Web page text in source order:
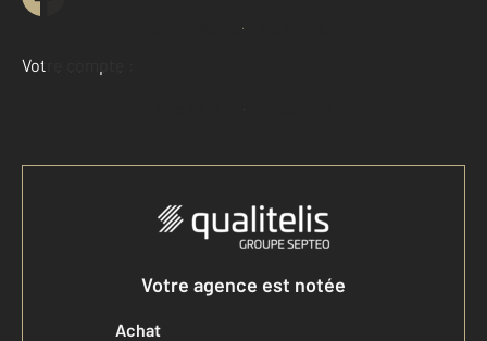
Demander une estimation
Votre compte :
Accéder à mon compte
Votre agence est notée
Achat